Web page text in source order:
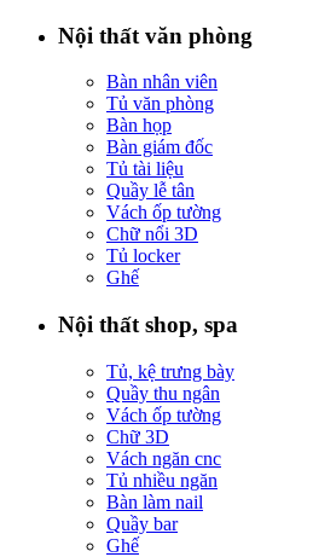
Nội thất văn phòng
Bàn nhân viên
Tủ văn phòng
Bàn họp
Bàn giám đốc
Tủ tài liệu
Quầy lễ tân
Vách ốp tường
Chữ nổi 3D
Tủ locker
Ghế
Nội thất shop, spa
Tủ, kệ trưng bày
Quầy thu ngân
Vách ốp tường
Chữ 3D
Vách ngăn cnc
Tủ nhiều ngăn
Bàn làm nail
Quầy bar
Ghế